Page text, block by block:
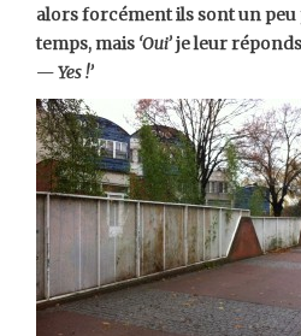
alors forcément ils sont un peu
temps, mais ‘Oui’je leur
— Yes !’